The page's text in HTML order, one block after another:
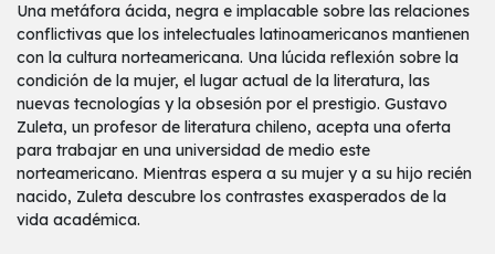
Una metáfora ácida, negra e implacable sobre las relaciones
conflictivas que los intelectuales latinoamericanos mantienen
con la cultura norteamericana. Una lúcida reflexión sobre la
condición de la mujer, el lugar actual de la literatura, las
nuevas tecnologías y la obsesión por el prestigio. Gustavo
Zuleta, un profesor de literatura chileno, acepta una oferta
para trabajar en una universidad de medio este
norteamericano. Mientras espera a su mujer y a su hijo recién
nacido, Zuleta descubre los contrastes exasperados de la
vida académica.